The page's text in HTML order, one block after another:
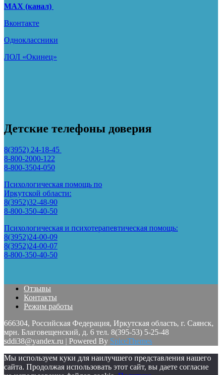
МАХ (канал)
Вконтакте
Одноклассники
ЛОЛ «Окинец»
Детские телефоны доверия
8(3952) 24-18-45
8-800-2000-122
8-800-3504-050
Психологическая помощь по
Иркутской области:
8(3952)32-48-90
8-800-350-40-50
Психологическая и психотерапевтическая помощь:
8(3952)24-00-09
8(3952)24-00-07
8-800-350-40-50
Отзывы
Контакты
Режим работы
666304, Российская Федерация, Иркутская область, г. Саянск,
мрн. Благовещенский, д. 6 тел. 8(395-53) 5-25-48
sddi38@yandex.ru | Powered By SpiceThemes
Мы используем куки для наилучшего представления нашего
сайта. Продолжая использовать этот сайт, вы даете согласие